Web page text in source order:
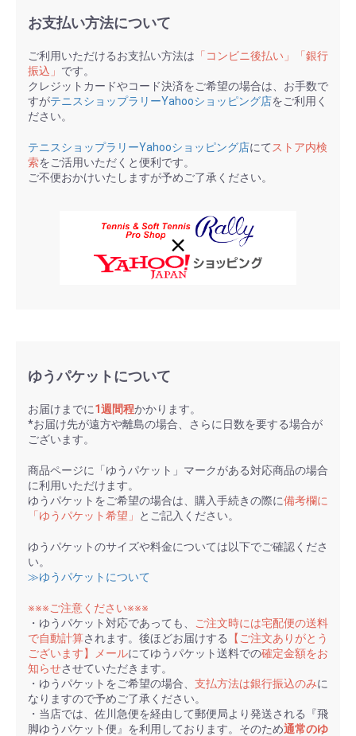
お支払い方法について
ご利用いただけるお支払い方法は 「コンビニ後払い」「銀行
振込」 です。
クレジットカードやコード決済をご希望の場合は、お手数で
すがテニスショップラリーYahooショッピング店をご利用く
ださい。
テニスショップラリーYahooショッピング店にて ストア内検
索をご活用いただくと便利です。
ご不便おかけいたしますが予めご了承ください。
ゆうパケットについて
お届けまでに1週間程かかります。
*お届け先が遠方や離島の場合、さらに日数を要する場合が
ございます。
商品ページに「ゆうパケット」マークがある対応商品の場合
に利用いただけます。
ゆうパケットをご希望の場合は、購入手続きの際に備考欄に
「ゆうパケット希望」
とご記入ください。
ゆうパケットのサイズや料金については以下でご確認くださ
い。
≫ゆうパケットについて
※※※ご注意ください※※※
・ゆうパケット対応であっても、
ご注文時には宅配便の送料
で自動計算されます。後ほどお届けする
【ご注文ありがとう
ございます】メールにてゆうパケット送料での確定金額をお
知らせさせていただきます。
・ゆうパケットをご希望の場合、 支払方法は銀行振込のみに
なりますので予めご了承ください。
・当店では、佐川急便を経由して郵便局より発送される『飛
脚ゆうパケット便』を利用しております。そのため通常のゆ